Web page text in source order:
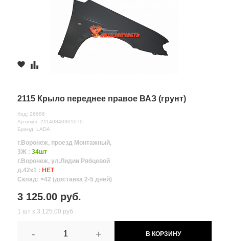
2115 Крыло переднее правое ВАЗ (грунт)
Код: 26686
Артикул: 21140840301070
Бренд: LADA
г.Воронеж, проезд Монтажный,
3Ж : 34шт
г.Воронеж, ул.Лидии Рябцевой
д.42к1 : НЕТ
Склад: >42 (доставка 2-5 дней)
3 125.00 руб.
1 шт х 3 125.00 руб.
- + В КОРЗИНУ